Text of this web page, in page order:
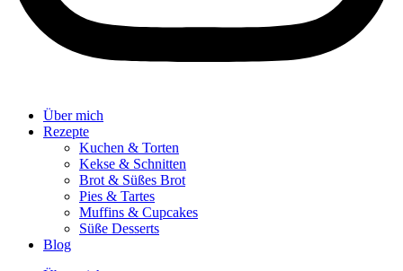
Über mich
Rezepte
Kuchen & Torten
Kekse & Schnitten
Brot & Süßes Brot
Pies & Tartes
Muffins & Cupcakes
Süße Desserts
Blog